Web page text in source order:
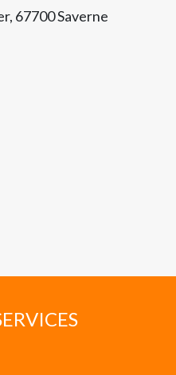
67700 Saverne